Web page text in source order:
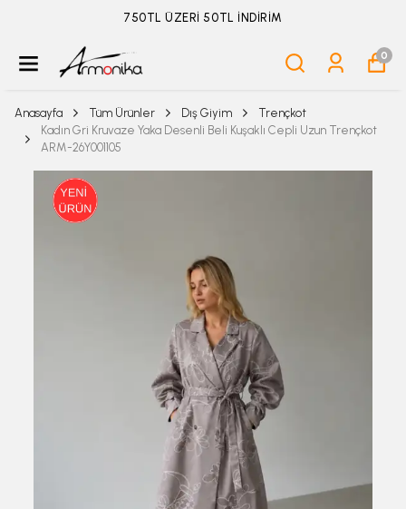
ÜYELİKSİZ SİPARİŞ İADE TALEBİ İÇİN TIKLA
0
Anasayfa Tüm Ürünler Dış Giyim
Trençkot
Kadın Gri Kruvaze Yaka Desenli Beli Kuşaklı Cepli Uzun Trençkot
ARM-26Y001105